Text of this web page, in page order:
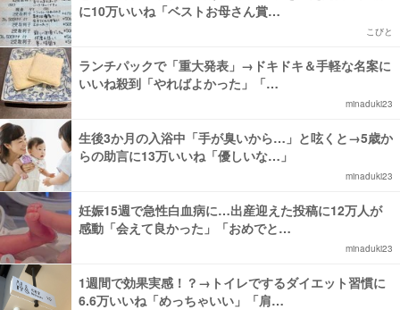
に10万いいね「ベストお母さん賞…
こびと
ランチパックで「重大発表」→ドキドキ＆手軽な名案に
いいね殺到「やればよかった」「…
minaduki23
生後3か月の入浴中「手が臭いから…」と呟くと→5歳か
らの助言に13万いいね「優しいな…」
minaduki23
妊娠15週で急性白血病に…出産迎えた投稿に12万人が
感動「会えて良かった」「おめでと…
minaduki23
1週間で効果実感！？→トイレでするダイエット習慣に
6.6万いいね「めっちゃいい」「肩…